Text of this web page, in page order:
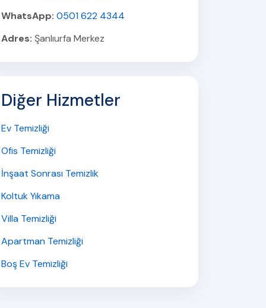
WhatsApp: 0501 622 4344
Adres: Şanlıurfa Merkez
Diğer Hizmetler
Ev Temizliği
Ofis Temizliği
İnşaat Sonrası Temizlik
Koltuk Yıkama
Villa Temizliği
Apartman Temizliği
Boş Ev Temizliği